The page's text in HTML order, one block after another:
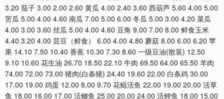
3.20 茄子 3.00 2.00 2.60 黄瓜 4.00 2.40 3.60 西葫芦 5.60 4.00 5.00
苦瓜 5.00 4.00 4.60 南瓜 7.00 5.00 6.00 冬瓜 5.00 3.00 4.20 菜瓜
4.00 3.00 3.60 丝瓜 5.00 4.00 4.60 豆角 9.00 7.00 8.00 鲜食玉米
4.40 3.20 4.00 芸豆（鲜食） 6.00 4.00 4.80 蘑菇 8.00 6.00 6.20 苹
果 14.10 7.50 10.40 香蕉 10.30 7.30 8.60 一级豆油(散装) 12.50
9.10 10.60 花生油 26.70 18.50 22.10 牛肉 69.50 64.00 65.50 羊肉
74.00 72.00 73.00 猪肉(白条猪) 24.40 19.60 22.00 白条鸡 30.00
17.00 19.00 鸡蛋 12.00 8.00 9.70 花鲢活鱼 22.00 19.00 20.00 活草
鱼 18.00 16.00 17.00 活鲫鱼 25.00 20.00 24.00 活鲤鱼 18.00 15.00